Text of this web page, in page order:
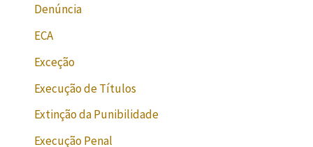
Denúncia
ECA
Exceção
Execução de Títulos
Extinção da Punibilidade
Execução Penal